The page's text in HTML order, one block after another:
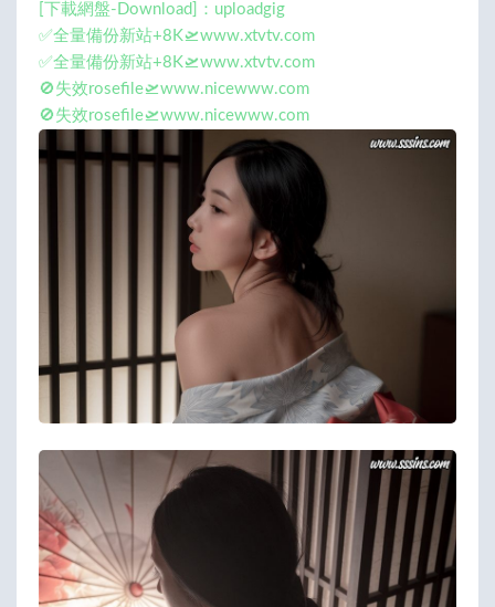
[下載網盤-Download]：uploadgig
✅全量備份新站+8K🛫www.xtvtv.com
✅全量備份新站+8K🛫www.xtvtv.com
🚫失效rosefile🛫www.nicewww.com
🚫失效rosefile🛫www.nicewww.com